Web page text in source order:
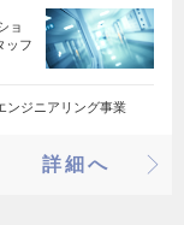
ョ
ッフ
ンジニアリング事業
詳細へ